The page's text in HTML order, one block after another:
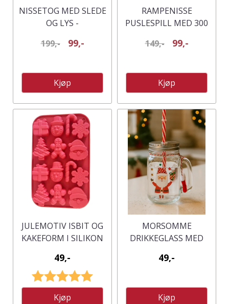
NISSETOG MED SLEDE
OG LYS -
199,- 99,-
Kjøp
RAMPENISSE
PUSLESPILL MED 300
149,- 99,-
Kjøp
JULEMOTIV ISBIT OG
KAKEFORM I SILIKON
49,-
Karakter:
Kjøp
MORSOMME
DRIKKEGLASS MED
ASSORTERT
49,-
Kjøp